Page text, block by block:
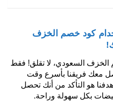
كود خصم الخزف
السعودي، لا تقلق! فقط
معك فريقنا بأسرع وقت
هو التأكد من أنك تحصل
بكل سهولة وراحة.